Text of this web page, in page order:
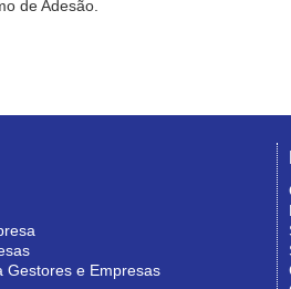
de Adesão.
Gestores e Empresas